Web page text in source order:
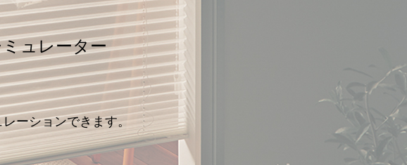
ュレーター
ーションできます。